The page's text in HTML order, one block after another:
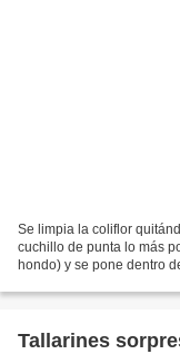
Se limpia la coliflor
cuchillo de punta lo más
hondo) y se pone dentro
Tallarines